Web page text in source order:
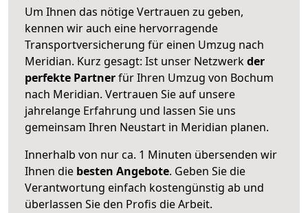
Um Ihnen das nötige Vertrauen zu geben,
kennen wir auch eine hervorragende
Transportversicherung für einen Umzug nach
Meridian. Kurz gesagt: Ist unser Netzwerkder
perfekte Partnerfür Ihren Umzug von Bochum
nach Meridian. Vertrauen Sie auf unsere
jahrelange Erfahrung und lassen Sie uns
gemeinsam Ihren Neustart in Meridian planen.
Innerhalb von nur ca. 1 Minuten übersenden wir
Ihnen die besten Angebote. Geben Sie die
Verantwortung einfach kostengünstig ab und
überlassen Sie den Profis die Arbeit.